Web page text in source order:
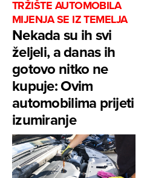
TRŽIŠTE AUTOMOBILA
MIJENJA SE IZ TEMELJA
Nekada su ih svi
željeli, a danas ih
gotovo nitko ne
kupuje: Ovim
automobilima prijeti
izumiranje